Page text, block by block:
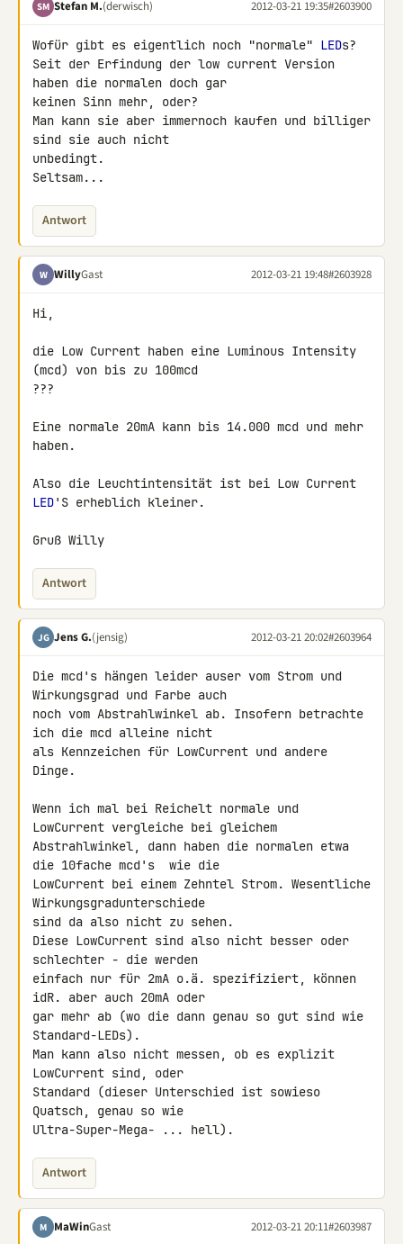
SM Stefan M.(derwisch) 2012-03-21 19:35#2603900
Wofür gibt es eigentlich noch "normale" LEDs?
Seit der Erfindung der low current Version
haben die normalen doch gar
keinen Sinn mehr, oder?
Man kann sie aber immernoch kaufen und billiger
sind sie auch nicht
unbedingt.
Seltsam...
Antwort
W WillyGast 2012-03-21 19:48#2603928
Hi,
die Low Current haben eine Luminous Intensity
(mcd) von bis zu 100mcd
???
Eine normale 20mA kann bis 14.000 mcd und mehr
haben.
LED'S erheblich kleiner.
Gruß Willy
Antwort
JG Jens G.(jensig) 2012-03-21 20:02#2603964
Die mcd's hängen leider auser vom Strom und
Wirkungsgrad und Farbe auch
noch vom Abstrahlwinkel ab. Insofern betrachte
ich die mcd alleine nicht
als Kennzeichen für LowCurrent und andere
Dinge.
Wenn ich mal bei Reichelt normale und
LowCurrent vergleiche bei gleichem
Abstrahlwinkel, dann haben die normalen etwa
die 10fache mcd's  wie die
LowCurrent bei einem Zehntel Strom. Wesentliche
Wirkungsgradunterschiede
sind da also nicht zu sehen.
Diese LowCurrent sind also nicht besser oder
schlechter - die werden
einfach nur für 2mA o.ä. spezifiziert, können
idR. aber auch 20mA oder
gar mehr ab (wo die dann genau so gut sind wie
Standard-LEDs).
Man kann also nicht messen, ob es explizit
LowCurrent sind, oder
Standard (dieser Unterschied ist sowieso
Quatsch, genau so wie
Ultra-Super-Mega- ... hell).
Antwort
M MaWinGast 2012-03-21 20:11#2603987